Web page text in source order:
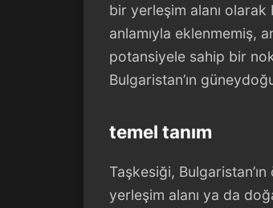
bir yerleşim alanı
anlamıyla eklenmemiş,
potansiyele sahip bir
Bulgaristan’ın
temel tanım
Taşkesiği,
yerleşim alanı ya da